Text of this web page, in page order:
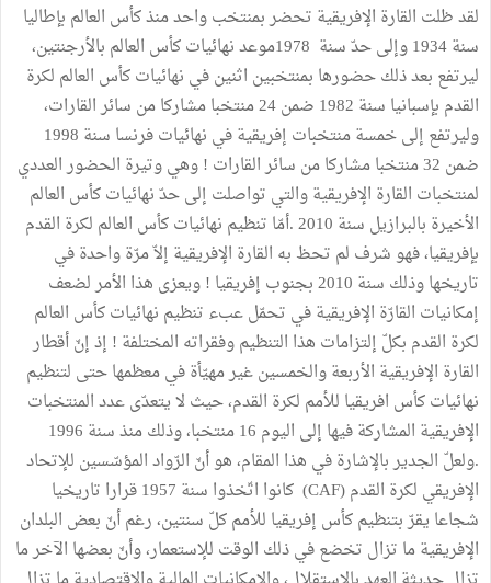
لقد ظلت القارة الإفريقية تحضر بمنتخب واحد منذ كأس العالم بإطاليا
سنة 1934 وإلى حدّ سنة 1978موعد نهائيات كأس العالم بالأرجنتين،
ليرتفع بعد ذلك حضورها بمنتخبين اثنين في نهائيات كأس العالم لكرة
القدم بإسبانيا سنة 1982 ضمن 24 منتخبا مشاركا من سائر القارات،
وليرتفع إلى خمسة منتخبات إفريقية في نهائيات فرنسا سنة 1998
ضمن 32 منتخبا مشاركا من سائر القارات ! وهي وتيرة الحضور العددي
لمنتخبات القارة الإفريقية والتي تواصلت إلى حدّ نهائيات كأس العالم
الأخيرة بالبرازيل سنة 2010 .أمّا تنظيم نهائيات كأس العالم لكرة القدم
بإفريقيا، فهو شرف لم تحظ به القارة الإفريقية إلاّ مرّة واحدة في
تاريخها وذلك سنة 2010 بجنوب إفريقيا ! ويعزى هذا الأمر لضعف
إمكانيات القارّة الإفريقية في تحمّل عبء تنظيم نهائيات كأس العالم
لكرة القدم بكلّ إلتزامات هذا التنظيم وفقراته المختلفة ! إذ إنّ أقطار
القارة الإفريقية الأربعة والخمسين غير مهيّأة في معظمها حتى لتنظيم
نهائيات كأس افريقيا للأمم لكرة القدم، حيث لا يتعدّى عدد المنتخبات
الإفريقية المشاركة فيها إلى اليوم 16 منتخبا، وذلك منذ سنة 1996
.ولعلّ الجدير بالإشارة في هذا المقام، هو أنّ الرّواد المؤسّسين للإتحاد
الإفريقي لكرة القدم (CAF) كانوا اتّخذوا سنة 1957 قرارا تاريخيا
شجاعا يقرّ بتنظيم كأس إفريقيا للأمم كلّ سنتين، رغم أنّ بعض البلدان
الإفريقية ما تزال تخضع في ذلك الوقت للإستعمار، وأنّ بعضها الآخر ما